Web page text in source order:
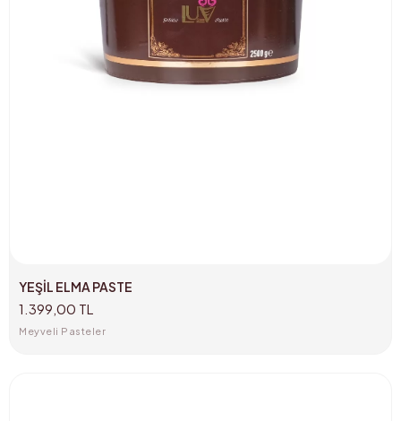
YEŞİL ELMA PASTE
1.399,00 TL
Meyveli Pasteler